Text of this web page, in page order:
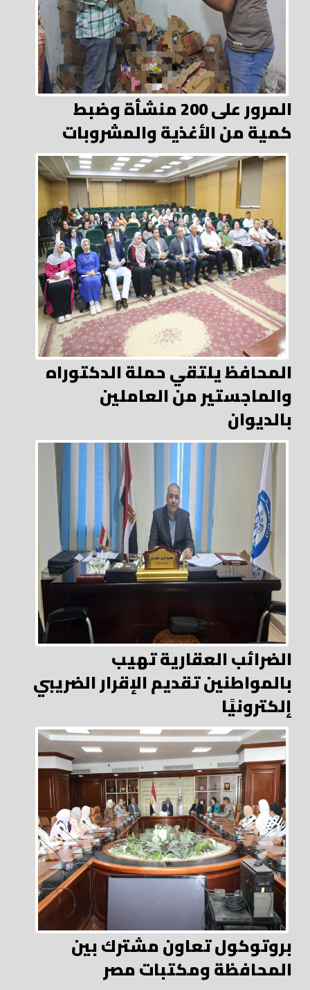
المرور على 200 منشأة وضبط
كمية من الأغذية والمشروبات
المحافظ يلتقي حملة الدكتوراه
والماجستير من العاملين
بالديوان
الضرائب العقارية تهيب
بالمواطنين تقديم الإقرار الضريبي
إلكترونيًا
بروتوكول تعاون مشترك بين
المحافظة ومكتبات مصر